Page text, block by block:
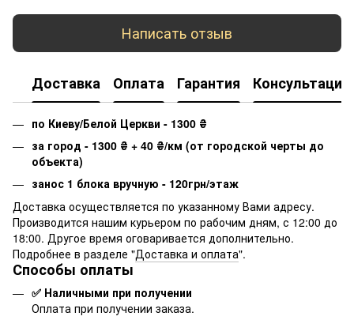
Написать отзыв
Доставка Оплата Гарантия Консультация
по Киеву/Белой Церкви - 1300 ₴
за город - 1300 ₴ + 40 ₴/км (от городской черты до
объекта)
занос 1 блока вручную - 120грн/этаж
Доставка осуществляется по указанному Вами адресу.
Производится нашим курьером по рабочим дням, с 12:00 до
18:00. Другое время оговаривается дополнительно.
Подробнее в разделе "Доставка и оплата".
Способы оплаты
✅ Наличными при получении
Оплата при получении заказа.